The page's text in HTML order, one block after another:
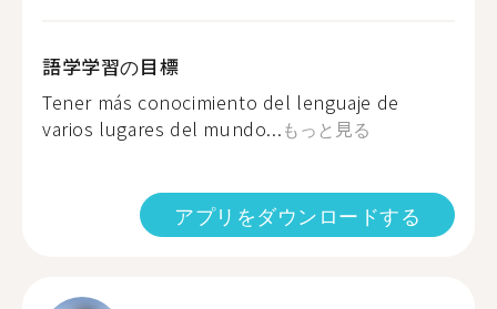
語学学習の目標
Tener más conocimiento del lenguaje de
varios lugares del mundo...もっと見る
アプリをダウンロードする